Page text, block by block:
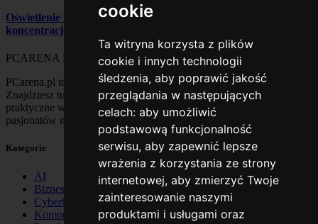
cookie
Ta witryna korzysta z plików
cookie i innych technologii
śledzenia, aby poprawić jakość
przeglądania w następujących
celach: aby umożliwić
podstawową funkcjonalność
serwisu, aby zapewnić lepsze
wrażenia z korzystania ze strony
internetowej, aby zmierzyć Twoje
zainteresowanie naszymi
produktami i usługami oraz
Oświetlenie LED RGB w stanowisku gamingowym wzmacnia
koncentrację
PCARENA PL
PCarena.pl to blog o technologii, komputerach i internecie.
Znajdziesz tu poradniki, recenzje sprzętu, nowinki IT oraz
praktyczne wskazówki dla użytkowników komputerów i
pasjonatów nowych technologii.
Kategorie
AI
Biznes
Cyberbezpieczeństwo
Komputery